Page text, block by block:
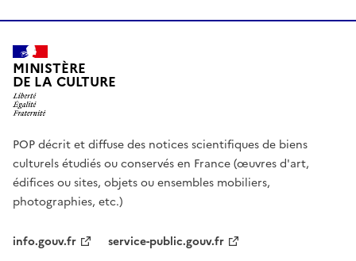
MINISTÈRE
DE LA CULTURE
POP décrit et diffuse des notices scientifiques de biens
culturels étudiés ou conservés en France (œuvres d'art,
édifices ou sites, objets ou ensembles mobiliers,
photographies, etc.)
info.gouv.fr service-public.gouv.fr